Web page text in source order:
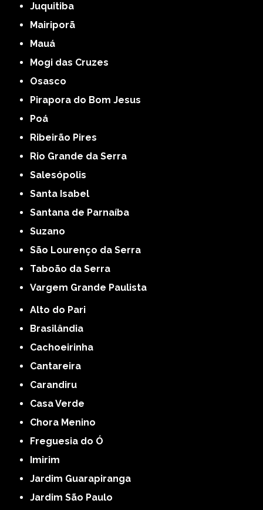
Juquitiba
Mairiporã
Mauá
Mogi das Cruzes
Osasco
Pirapora do Bom Jesus
Poá
Ribeirão Pires
Rio Grande da Serra
Salesópolis
Santa Isabel
Santana de Parnaíba
Suzano
São Lourenço da Serra
Taboão da Serra
Vargem Grande Paulista
Alto do Pari
Brasilândia
Cachoeirinha
Cantareira
Carandiru
Casa Verde
Chora Menino
Freguesia do Ó
Imirim
Jardim Guarapiranga
Jardim São Paulo